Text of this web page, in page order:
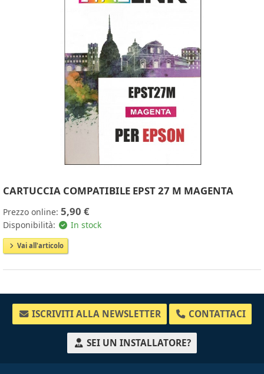
CARTUCCIA COMPATIBILE EPST 27 M MAGENTA
Prezzo online: 5,90 €
Disponibilità: In stock
Vai all'articolo
ISCRIVITI ALLA NEWSLETTER CONTATTACI
SEI UN INSTALLATORE?